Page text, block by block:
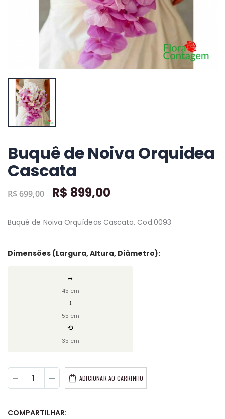
Buquê de Noiva Orquidea
Cascata
R$ 699,00 R$ 899,00
Buquê de Noiva Orquídeas Cascata. Cod.0093
Dimensões (Largura, Altura, Diâmetro):
↔
45 cm
↕
55 cm
⟲
35 cm
ADICIONAR AO CARRINHO
COMPARTILHAR:
+ detalhes
+ detalhes